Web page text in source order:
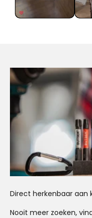
Direct herkenbaar aan
Nooit meer zoeken,